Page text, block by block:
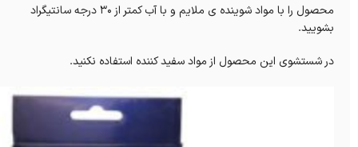
محصول را با مواد شوینده ی ملایم و با آب کمتر از ۳۰ درجه سانتیگراد
بشویید.
در شستشوی این محصول از مواد سفید کننده استفاده نکنید.